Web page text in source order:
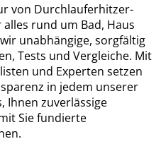
von Durchlauferhitzer-
rund um Bad, Haus
unabhängige, sorgfältig
Tests und Vergleiche. Mit
und Experten setzen
in jedem unserer
Ihnen zuverlässige
Sie fundierte